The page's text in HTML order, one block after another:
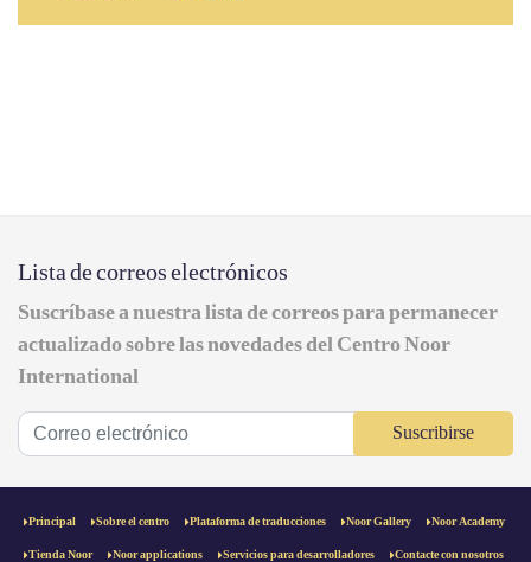
Lista de correos electrónicos
Suscríbase a nuestra lista de correos para permanecer
actualizado sobre las novedades del Centro Noor
International
Suscribirse
Principal Sobre el centro Plataforma de traducciones Noor Gallery Noor Academy
Tienda Noor Noor applications Servicios para desarrolladores Contacte con nosotros